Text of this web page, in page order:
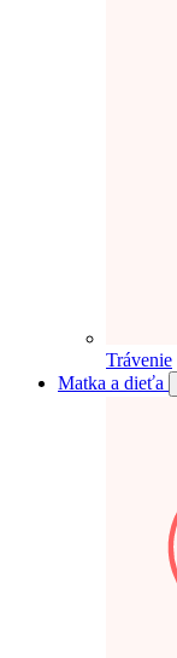
Trávenie
Matka a dieťa